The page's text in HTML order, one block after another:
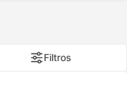
Filtros